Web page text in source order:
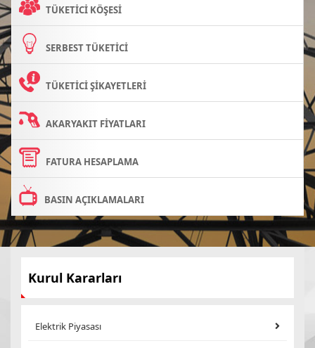
TÜKETİCİ KÖŞESİ
SERBEST TÜKETİCİ
TÜKETİCİ ŞİKAYETLERİ
AKARYAKIT FİYATLARI
FATURA HESAPLAMA
BASIN AÇIKLAMALARI
Kurul Kararları
Elektrik Piyasası